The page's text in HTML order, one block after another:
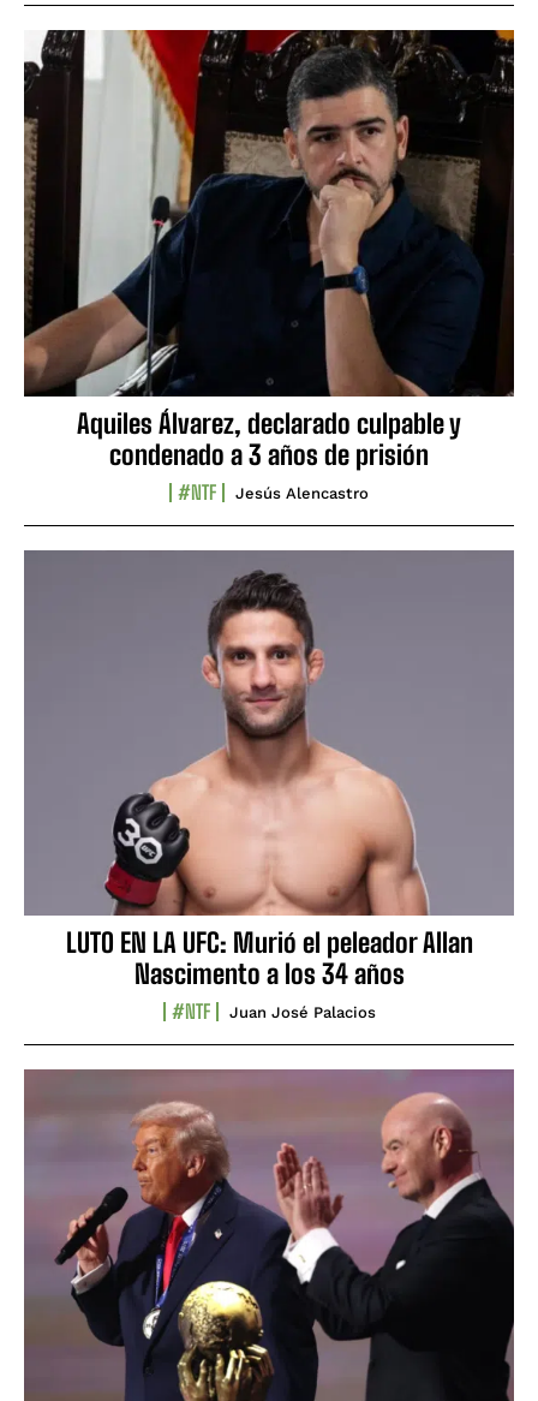
Aquiles Álvarez, declarado culpable y
condenado a 3 años de prisión
#NTF Jesús Alencastro
LUTO EN LA UFC: Murió el peleador Allan
Nascimento a los 34 años
#NTF Juan José Palacios